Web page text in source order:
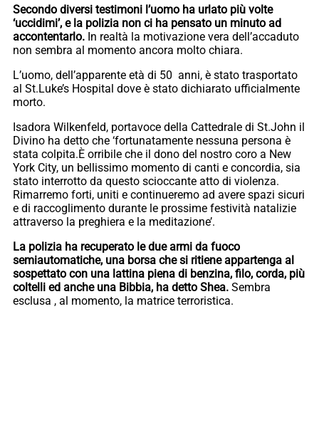
Secondo diversi testimoni l’uomo ha urlato più volte
‘uccidimi’, e la polizia non ci ha pensato un minuto ad
accontentarlo. In realtà la motivazione vera dell’accaduto
non sembra al momento ancora molto chiara.
L’uomo, dell’apparente età di 50 anni, è stato trasportato
al St.Luke’s Hospital dove è stato dichiarato ufficialmente
morto.
Isadora Wilkenfeld, portavoce della Cattedrale di St.John il
Divino ha detto che ‘fortunatamente nessuna persona è
stata colpita.È orribile che il dono del nostro coro a New
York City, un bellissimo momento di canti e concordia, sia
stato interrotto da questo scioccante atto di violenza.
Rimarremo forti, uniti e continueremo ad avere spazi sicuri
e di raccoglimento durante le prossime festività natalizie
attraverso la preghiera e la meditazione’.
La polizia ha recuperato le due armi da fuoco
semiautomatiche, una borsa che si ritiene appartenga al
sospettato con una lattina piena di benzina, filo, corda, più
coltelli ed anche una Bibbia, ha detto Shea. Sembra
esclusa , al momento, la matrice terroristica.